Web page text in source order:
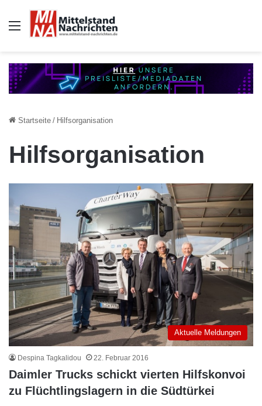
Auswahl
Startseite / Hilfsorganisation
Hilfsorganisation
Aktuelle Meldungen
Despina Tagkalidou 22. Februar 2016
Daimler Trucks schickt vierten Hilfskonvoi
zu Flüchtlingslagern in die Südtürkei